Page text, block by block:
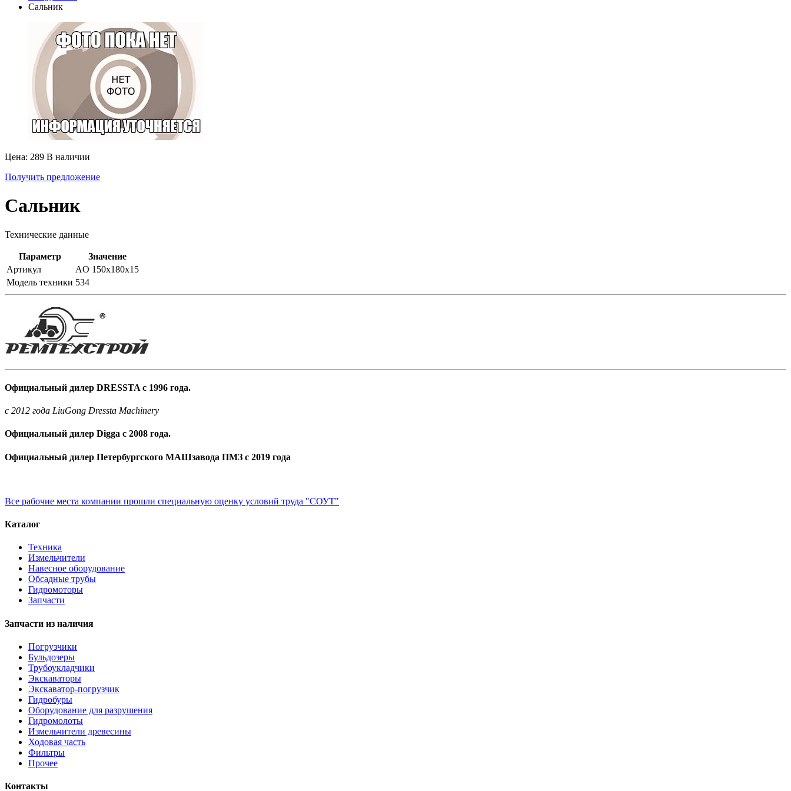
Сальник
Цена: 289 В наличии
Получить предложение
Сальник
Технические данные
Параметр
Значение
Артикул
AO 150x180x15
Модель техники 534
Официальный дилер DRESSTA с 1996 года.
c 2012 года LiuGong Dressta Machinery
Официальный дилер Digga с 2008 года.
Официальный дилер Петербургского МАШзавода ПМЗ с 2019 года
Все рабочие места компании прошли специальную оценку условий труда "СОУТ"
Каталог
Техника
Измельчители
Навесное оборудование
Обсадные трубы
Гидромоторы
Запчасти
Запчасти из наличия
Погрузчики
Бульдозеры
Трубоукладчики
Экскаваторы
Экскаватор-погрузчик
Гидробуры
Оборудование для разрушения
Гидромолоты
Измельчители древесины
Ходовая часть
Фильтры
Прочее
Контакты